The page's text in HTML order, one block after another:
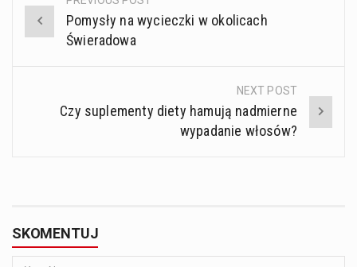
Post
navigation
Pomysły na wycieczki w okolicach
Świeradowa
NEXT POST
Czy suplementy diety hamują nadmierne
wypadanie włosów?
SKOMENTUJ